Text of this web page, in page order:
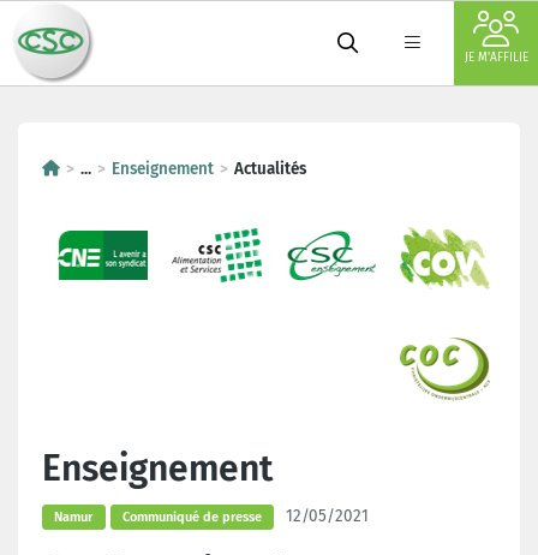
JE M'AFFILIE
... Enseignement Actualités
Enseignement
Namur Communiqué de presse 12/05/2021